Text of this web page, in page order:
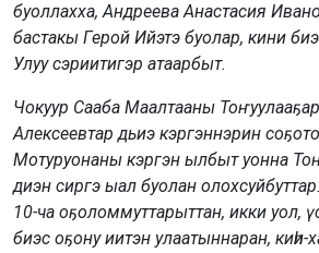
буоллахха, Андреева Анастасия
бастакы Герой Ийэтэ буолар, кини
Улуу сэриитигэр атаарбыт.
Чокуур Сааба Маалтааны
Алексеевтар дьиэ кэргэннэрин
Мотуруонаны кэргэн ылбыт уонна
диэн сиргэ ыал буолан
10-ча оҕоломмуттарыттан, икки уол,
биэс оҕону иитэн улаатыннаран, киһи-